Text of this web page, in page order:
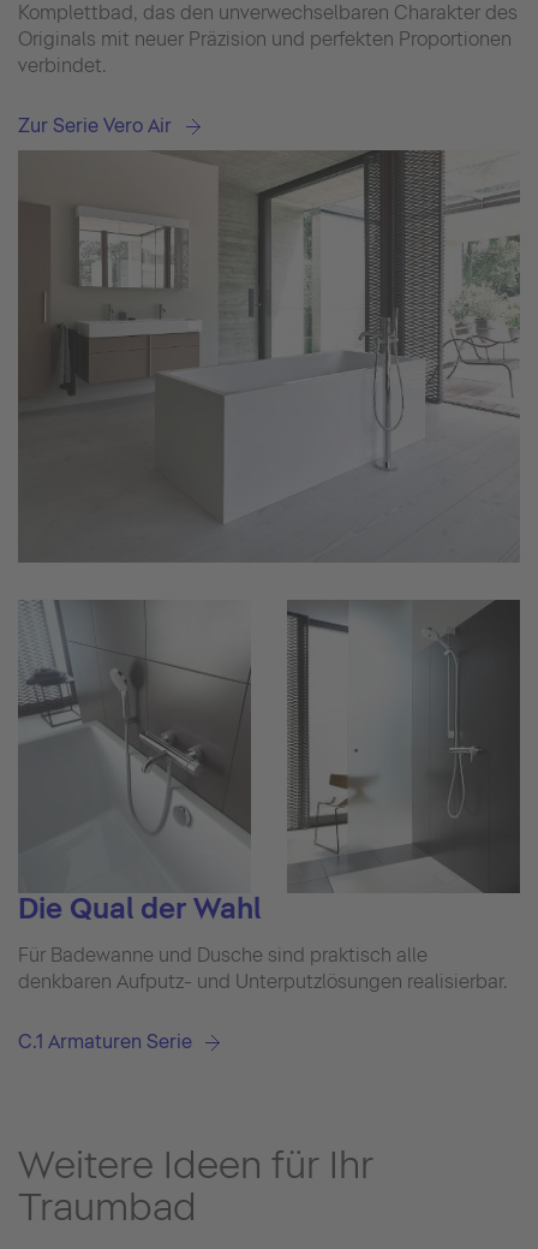
Komplettbad, das den unverwechselbaren Charakter des
Originals mit neuer Präzision und perfekten Proportionen
verbindet.
Zur Serie Vero Air
Die Qual der Wahl
Für Badewanne und Dusche sind praktisch alle
denkbaren Aufputz- und Unterputzlösungen realisierbar.
C.1 Armaturen Serie
Weitere Ideen für Ihr
Traumbad